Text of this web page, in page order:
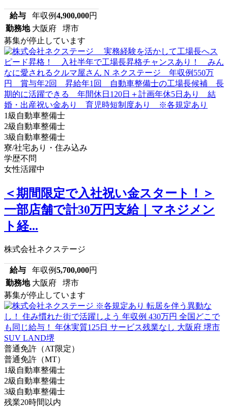
給与 年収例4,900,000円
勤務地 大阪府 堺市
募集が停止しています
1級自動車整備士
2級自動車整備士
3級自動車整備士
寮/社宅あり・住み込み
学歴不問
女性活躍中
＜期間限定で入社祝い金スタート！＞
一部店舗で計30万円支給｜マネジメン
ト経...
株式会社ネクステージ
給与 年収例5,700,000円
勤務地 大阪府 堺市
募集が停止しています
普通免許（AT限定）
普通免許（MT）
1級自動車整備士
2級自動車整備士
3級自動車整備士
残業20時間以内